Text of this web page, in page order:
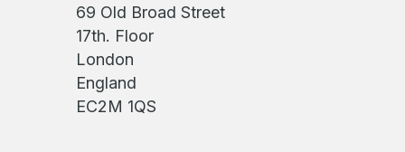
69 Old Broad Street
17th. Floor
London
England
EC2M 1QS